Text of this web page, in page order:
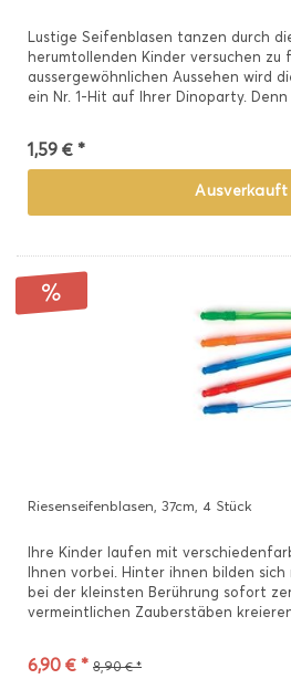
Lustige Seifenblasen tanzen durch
herumtollenden Kinder versuchen zu
aussergewöhnlichen Aussehen wird
ein Nr. 1-Hit auf Ihrer Dinoparty. Denn
1,59 € *
Ausverkauft
Riesenseifenblasen, 37cm, 4 Stück
Ihre Kinder laufen mit
Ihnen vorbei. Hinter ihnen bilden sich
bei der kleinsten Berührung sofort
vermeintlichen Zauberstäben kreieren
6,90 € * 8,90 € *